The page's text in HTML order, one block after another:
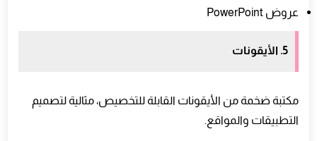
عروض PowerPoint
5. الأيقونات
مكتبة ضخمة من الأيقونات القابلة للتخصيص، مثالية لتصميم
التطبيقات والمواقع.